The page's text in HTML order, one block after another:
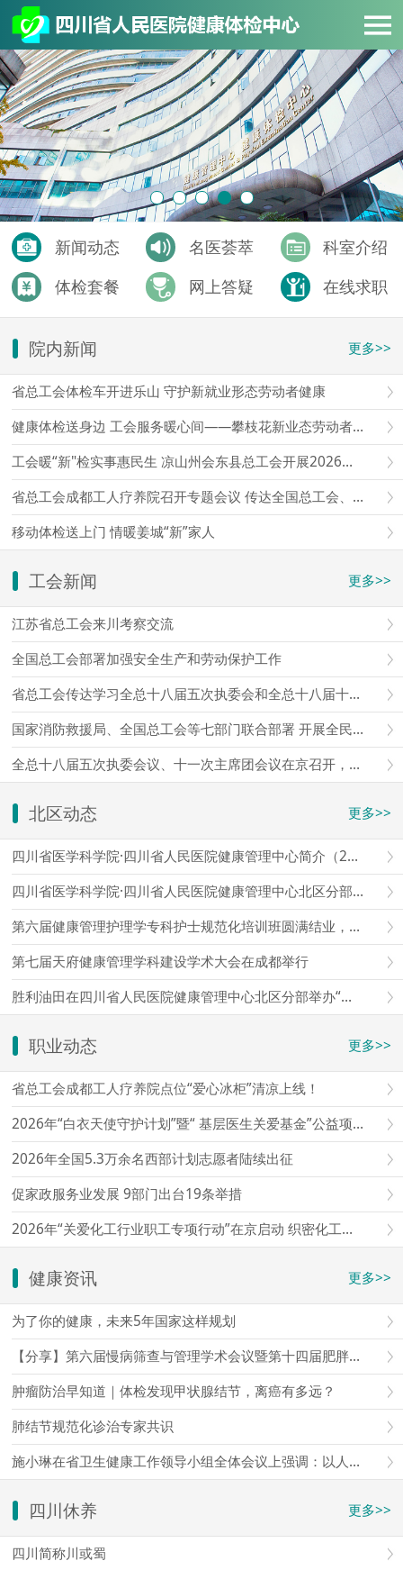
新闻动态 名医荟萃
科室介绍
体检套餐
网上答疑 在线求职
院内新闻 更多>>
省总工会体检车开进乐山 守护新就业形态劳动者健康
健康体检送身边 工会服务暖心间——攀枝花新业态劳动者免费移动体检暖心上线
工会暖“新"检实事惠民生 凉山州会东县总工会开展2026年新就业形态劳动者移动体检
省总工会成都工人疗养院召开专题会议 传达全国总工会、省总工会会议精神 研究部署贯彻落实意见
移动体检送上门 情暖姜城“新”家人
工会新闻 更多>>
江苏省总工会来川考察交流
全国总工会部署加强安全生产和劳动保护工作
省总工会传达学习全总十八届五次执委会和全总十八届十一次主席团会议精神
国家消防救援局、全国总工会等七部门联合部署 开展全民消防安全素质提升行动
全总十八届五次执委会议、十一次主席团会议在京召开，王东明主持会议并讲话
北区动态 更多>>
四川省医学科学院·四川省人民医院健康管理中心简介（2026）
四川省医学科学院·四川省人民医院健康管理中心北区分部简介
第六届健康管理护理学专科护士规范化培训班圆满结业，第七届报名通道开启
第七届天府健康管理学科建设学术大会在成都举行
胜利油田在四川省人民医院健康管理中心北区分部举办“爱心护航老石油”健康查体座谈会
职业动态 更多>>
省总工会成都工人疗养院点位“爱心冰柜”清凉上线！
2026年“白衣天使守护计划”暨“ 基层医生关爱基金”公益项目启动仪式在京举行
2026年全国5.3万余名西部计划志愿者陆续出征
促家政服务业发展 9部门出台19条举措
2026年“关爱化工行业职工专项行动”在京启动 织密化工行业职工权益维护“防护网”
健康资讯 更多>>
为了你的健康，未来5年国家这样规划
【分享】第六届慢病筛查与管理学术会议暨第十四届肥胖与体重管理学术会议暨第四届星海论健
肿瘤防治早知道｜体检发现甲状腺结节，离癌有多远？
肺结节规范化诊治专家共识
施小琳在省卫生健康工作领导小组全体会议上强调：以人口和需求变化为导向，加快构建全方位全周期服务体系，更好守护人民群众生命
四川休养 更多>>
四川简称川或蜀